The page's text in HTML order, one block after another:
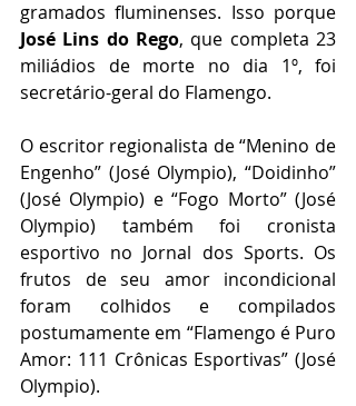
José Lins do Rego, que completa 23
miliádios de morte no dia 1º, foi
secretário-geral do Flamengo.
O escritor regionalista de “Menino de
Engenho” (José Olympio), “Doidinho”
(José Olympio) e “Fogo Morto” (José
Olympio) também foi cronista
esportivo no Jornal dos Sports. Os
frutos de seu amor incondicional
foram colhidos e compilados
postumamente em “Flamengo é Puro
Amor: 111 Crônicas Esportivas” (José
Olympio).